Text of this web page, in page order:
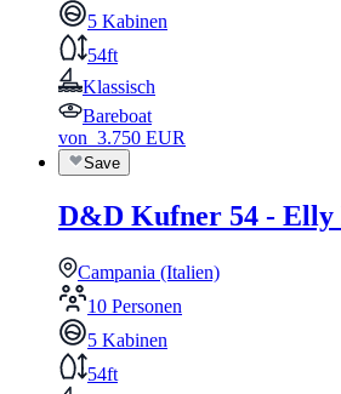
5 Kabinen
54ft
Klassisch
Bareboat
von 3.750 EUR
Save
D&D Kufner 54 - Elly
Campania (Italien)
10 Personen
5 Kabinen
54ft